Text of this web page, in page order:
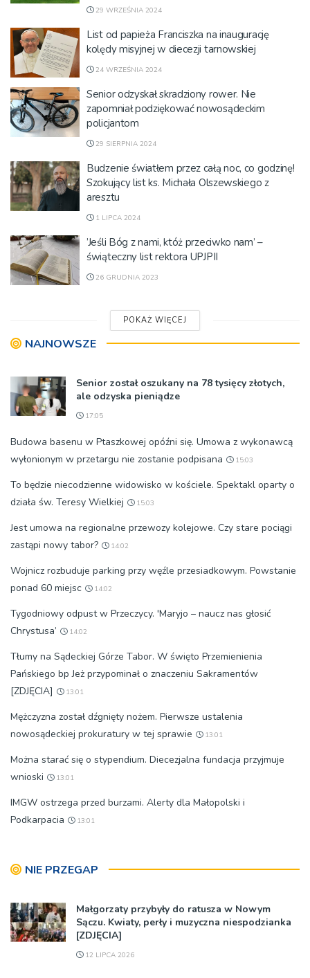
29 WRZEŚNIA 2024
List od papieża Franciszka na inaugurację
kolędy misyjnej w diecezji tarnowskiej
24 WRZEŚNIA 2024
Senior odzyskał skradziony rower. Nie
zapomniał podziękować nowosądeckim
policjantom
29 SIERPNIA 2024
Budzenie światłem przez całą noc, co godzinę!
Szokujący list ks. Michała Olszewskiego z
aresztu
1 LIPCA 2024
’Jeśli Bóg z nami, któż przeciwko nam’ –
świąteczny list rektora UPJPII
26 GRUDNIA 2023
POKAŻ WIĘCEJ
NAJNOWSZE
Senior został oszukany na 78 tysięcy złotych,
ale odzyska pieniądze
17:05
Budowa basenu w Ptaszkowej opóźni się. Umowa z wykonawcą
wyłonionym w przetargu nie zostanie podpisana
15:03
To będzie niecodzienne widowisko w kościele. Spektakl oparty o
działa św. Teresy Wielkiej
15:03
Jest umowa na regionalne przewozy kolejowe. Czy stare pociągi
zastąpi nowy tabor?
14:02
Wojnicz rozbuduje parking przy węźle przesiadkowym. Powstanie
ponad 60 miejsc
14:02
Tygodniowy odpust w Przeczycy. 'Maryjo – naucz nas głosić
Chrystusa’
14:02
Tłumy na Sądeckiej Górze Tabor. W święto Przemienienia
Pańskiego bp Jeż przypominał o znaczeniu Sakramentów
[ZDJĘCIA]
13:01
Mężczyzna został dźgnięty nożem. Pierwsze ustalenia
nowosądeckiej prokuratury w tej sprawie
13:01
Można starać się o stypendium. Diecezjalna fundacja przyjmuje
wnioski
13:01
IMGW ostrzega przed burzami. Alerty dla Małopolski i
Podkarpacia
13:01
NIE PRZEGAP
Małgorzaty przybyły do ratusza w Nowym
Sączu. Kwiaty, perły i muzyczna niespodzianka
[ZDJĘCIA]
12 LIPCA 2026